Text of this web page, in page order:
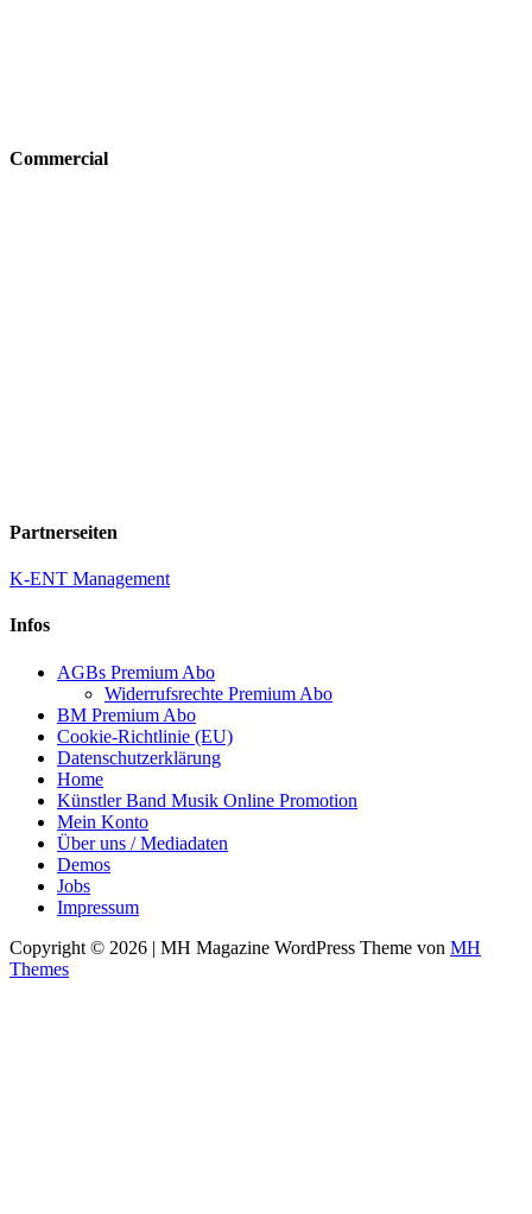
Commercial
Partnerseiten
K-ENT Management
Infos
AGBs Premium Abo
Widerrufsrechte Premium Abo
BM Premium Abo
Cookie-Richtlinie (EU)
Datenschutzerklärung
Home
Künstler Band Musik Online Promotion
Mein Konto
Über uns / Mediadaten
Demos
Jobs
Impressum
Copyright © 2026 | MH Magazine WordPress Theme von MH
Themes